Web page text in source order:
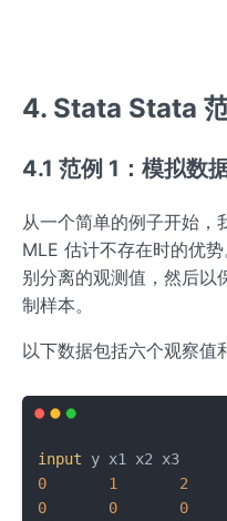
4. Stata Stata
4.1 范例 1：模拟数
从一个简单的例子开始，
MLE 估计不存在时的优势
别分离的观测值，然后以
制样本。
以下数据包括六个观察值
input
0
1 2
0
0 0